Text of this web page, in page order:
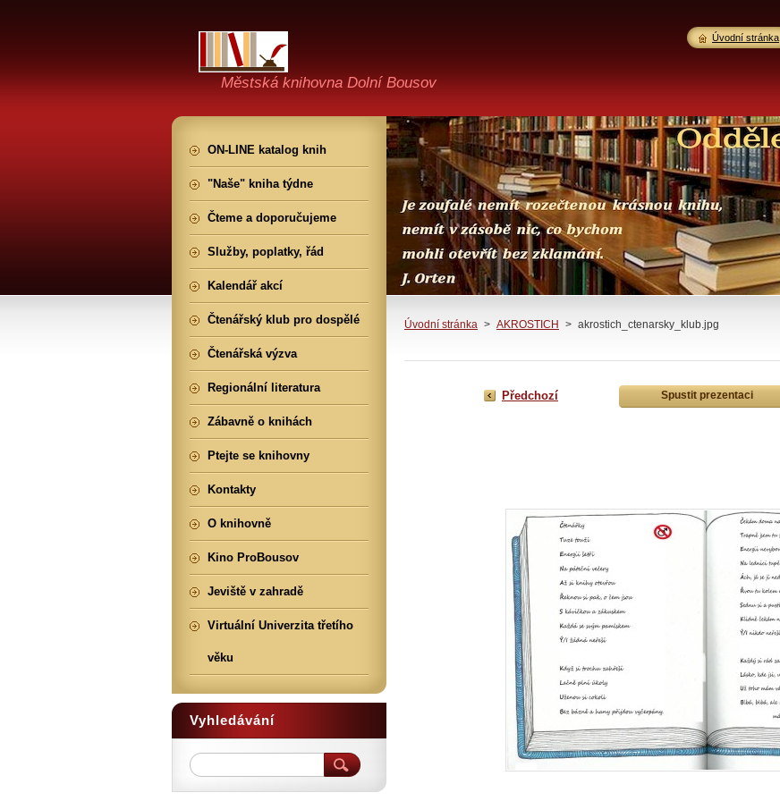
Městská knihovna Dolní Bousov
Úvodní stránka > AKROSTICH > akrostich_ctenarsky_klub.jpg
Předchozí Spustit prezentaci
ON-LINE katalog knih
"Naše" kniha týdne
Čteme a doporučujeme
Služby, poplatky, řád
Kalendář akcí
Čtenářský klub pro dospělé
Čtenářská výzva
Regionální literatura
Zábavně o knihách
Ptejte se knihovny
Kontakty
O knihovně
Kino ProBousov
Jeviště v zahradě
Virtuální Univerzita třetího
věku
Vyhledávání
Úvodní stránka